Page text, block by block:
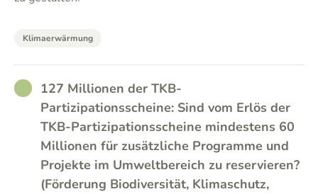
Klimaerwärmung
RATHER_GOOD
127 Millionen der TKB-
Partizipationsscheine: Sind vom Erlös der
TKB-Partizipationsscheine mindestens 60
Millionen für zusätzliche Programme und
Projekte im Umweltbereich zu reservieren?
(Förderung Biodiversität, Klimaschutz,